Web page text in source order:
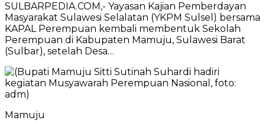
SULBARPEDIA.COM,- Yayasan Kajian Pemberdayan
Masyarakat Sulawesi Selalatan (YKPM Sulsel) bersama
KAPAL Perempuan kembali membentuk Sekolah
Perempuan di Kabupaten Mamuju, Sulawesi Barat
(Sulbar), setelah Desa…
Mamuju